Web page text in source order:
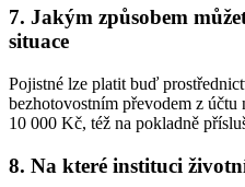
7. Jakým způsobem
situace
Pojistné lze platit buď
bezhotovostním převodem z
10 000 Kč, též na pokladně
8. Na které instituci